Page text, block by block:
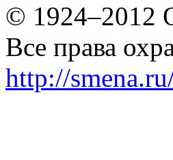
© 1924–2012
Все права
http://